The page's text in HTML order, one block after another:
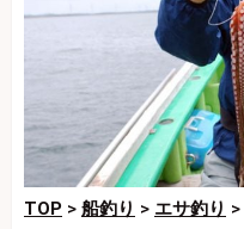
TOP > 船釣り > エサ釣り >